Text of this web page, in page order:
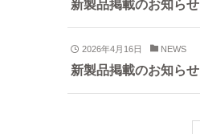
新製品掲載のお知らせ
2026年4月16日 NEWS
新製品掲載のお知らせ